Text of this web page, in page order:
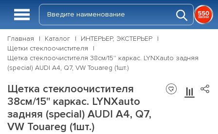
Главная Каталог
ИНТЕРЬЕР, ЭКСТЕРЬЕР
Щетки стеклоочистителя
Щетка стеклоочистителя 38см/15'' каркас. LYNXauto задняя
(special) AUDI A4, Q7, VW Touareg (1шт.)
Щетка стеклоочистителя
38см/15'' каркас. LYNXauto
задняя (special) AUDI A4, Q7,
VW Touareg (1шт.)